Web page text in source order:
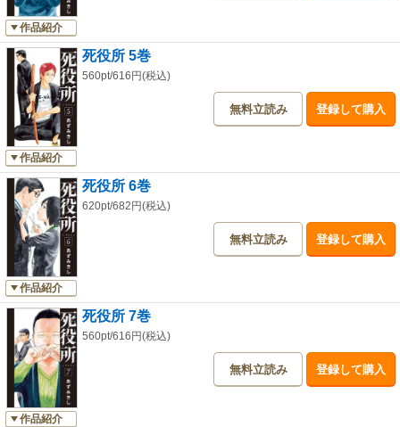
作品紹介
作品紹介
死役所 5巻
560pt/616円(税込)
無料立読み 登録して購入
作品紹介
死役所 6巻
620pt/682円(税込)
無料立読み 登録して購入
作品紹介
死役所 7巻
560pt/616円(税込)
無料立読み 登録して購入